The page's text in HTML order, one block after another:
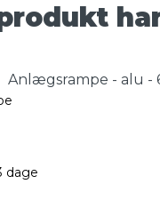
Anlægsrampe - alu -
dage